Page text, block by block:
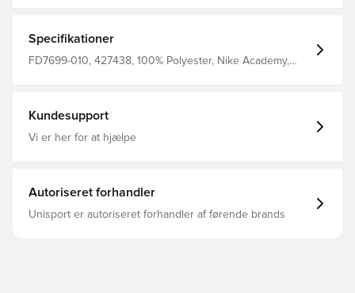
det nemt at bære denne jakke over dit sportstøj, når
vejret bliver dårligt Nike Storm-Fit teknologi beskytter dig
mod vind og regn for langvarig komfort under ekstreme
Specifikationer
FD7699-010, 427438, 100% Polyester, Nike Academy,
Kundesupport
Vi er her for at hjælpe
Autoriseret forhandler
Unisport er autoriseret forhandler af førende brands